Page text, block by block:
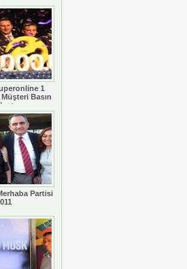
1
Basın
Partisi